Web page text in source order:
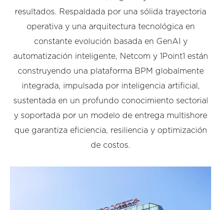
resultados. Respaldada por una sólida trayectoria
operativa y una arquitectura tecnológica en
constante evolución basada en GenAI y
automatización inteligente, Netcom y 1Point1 están
construyendo una plataforma BPM globalmente
integrada, impulsada por inteligencia artificial,
sustentada en un profundo conocimiento sectorial
y soportada por un modelo de entrega multishore
que garantiza eficiencia, resiliencia y optimización
de costos.